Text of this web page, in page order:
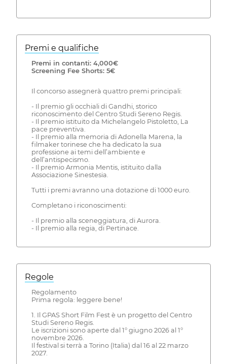
Premi e qualifiche
Premi in contanti: 4,000€
Screening Fee Shorts: 5€
Il concorso assegnerà quattro premi principali:
- Il premio gli occhiali di Gandhi, storico
riconoscimento del Centro Studi Sereno Regis.
- Il premio istituito da Michelangelo Pistoletto, La
pace preventiva.
- Il premio alla memoria di Adonella Marena, la
filmaker torinese che ha dedicato la sua
professione ai temi dell’ambiente e
dell’antispecismo.
- Il premio Armonia Mentis, istituito dalla
Associazione Sinestesia.
Tutti i premi avranno una dotazione di 1000 euro.
Completano i riconoscimenti:
- Il premio alla sceneggiatura, di Aurora.
- Il premio alla regia, di Pertinace.
Regole
Regolamento
Prima regola: leggere bene!
1. Il GPAS Short Film Fest è un progetto del Centro
Studi Sereno Regis.
Le iscrizioni sono aperte dal 1° giugno 2026 al 1°
novembre 2026.
Il festival si terrà a Torino (Italia) dal 16 al 22 marzo
2027.